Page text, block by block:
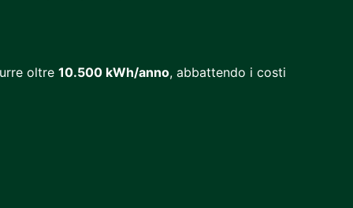
oltre 10.500 kWh/anno, abbattendo i costi